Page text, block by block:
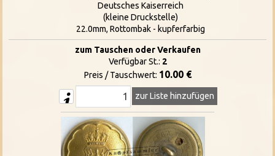
Deutsches Kaiserreich
(kleine Druckstelle)
22.0mm, Rottombak - kupferfarbig
zum Tauschen oder Verkaufen
Verfügbar St.: 2
Preis / Tauschwert: 10.00 €
zur Liste hinzufügen